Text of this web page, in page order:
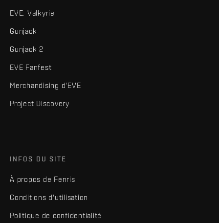
EVE: Valkyrie
Gunjack
Gunjack 2
EVE Fanfest
Merchandising d'EVE
Project Discovery
INFOS DU SITE
À propos de Fenris
Conditions d'utilisation
Politique de confidentialité